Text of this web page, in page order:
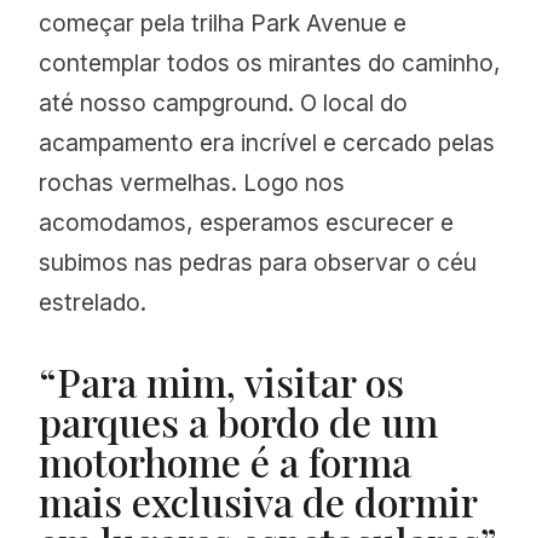
começar pela trilha Park Avenue e
contemplar todos os mirantes do caminho,
até nosso campground. O local do
acampamento era incrível e cercado pelas
rochas vermelhas. Logo nos
acomodamos, esperamos escurecer e
subimos nas pedras para observar o céu
estrelado.
“Para mim, visitar os
parques a bordo de um
motorhome é a forma
mais exclusiva de dormir